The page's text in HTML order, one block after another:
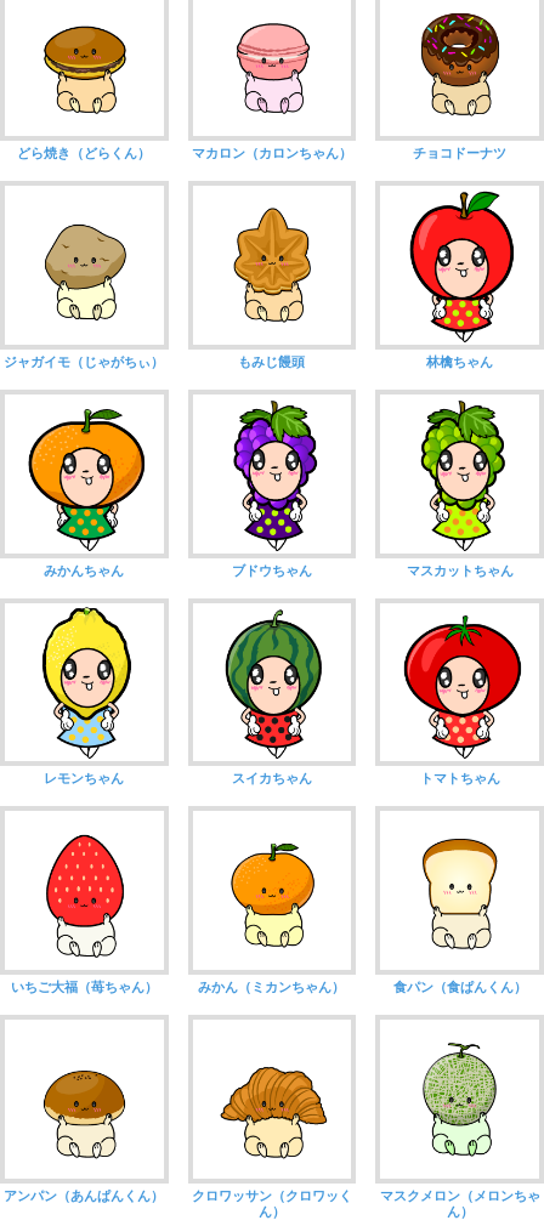
どら焼き（どらくん） マカロン（カロンちゃん） チョコドーナツ
ジャガイモ（じゃがちぃ） もみじ饅頭 林檎ちゃん
みかんちゃん ブドウちゃん マスカットちゃん
レモンちゃん スイカちゃん トマトちゃん
いちご大福（苺ちゃん） みかん（ミカンちゃん） 食パン（食ぱんくん）
アンパン（あんぱんくん）
クロワッサン（クロワッく
ん）
マスクメロン（メロンちゃ
ん）